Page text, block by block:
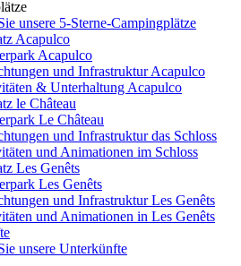
unsere 5-Sterne-Campingplätze
Acapulco
Acapulco
und Infrastruktur Acapulco
& Unterhaltung Acapulco
le Château
Le Château
und Infrastruktur das Schloss
und Animationen im Schloss
Les Genêts
Les Genêts
und Infrastruktur Les Genêts
und Animationen in Les Genêts
unsere Unterkünfte